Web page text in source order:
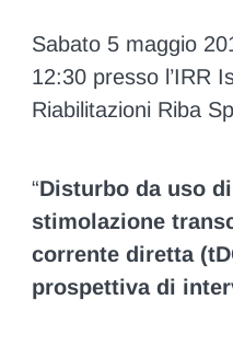
Sabato 5 maggio
12:30 presso l’IRR
Riabilitazioni Riba
“Disturbo da uso
stimolazione
corrente diretta
prospettiva di